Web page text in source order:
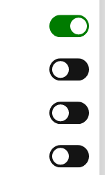
580,00 kr.
ekskl. moms